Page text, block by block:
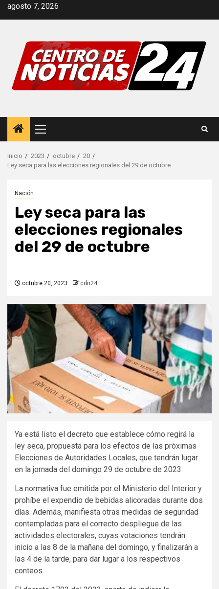
Saltar
agosto 7, 2026
Menú
principal
Inicio 2023 octubre
20
Ley seca para las elecciones regionales del 29 de octubre
Nación
Ley seca para las
elecciones regionales
del 29 de octubre
octubre 20, 2023 cdn24
Ya está listo el decreto que establece cómo regirá la
ley seca, propuesta para los efectos de las próximas
Elecciones de Autoridades Locales, que tendrán lugar
en la jornada del domingo 29 de octubre de 2023.
La normativa fue emitida por el Ministerio del Interior y
prohíbe el expendio de bebidas alicoradas durante dos
días. Además, manifiesta otras medidas de seguridad
contempladas para el correcto despliegue de las
actividades electorales, cuyas votaciones tendrán
inicio a las 8 de la mañana del domingo, y finalizarán a
las 4 de la tarde, para dar lugar a los respectivos
conteos.